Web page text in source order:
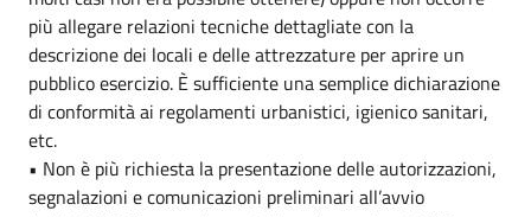
più allegare relazioni tecniche dettagliate con la
descrizione dei locali e delle attrezzature per aprire un
pubblico esercizio. È sufficiente una semplice dichiarazione
di conformità ai regolamenti urbanistici, igienico sanitari,
etc.
• Non è più richiesta la presentazione delle autorizzazioni,
segnalazioni e comunicazioni preliminari all’avvio